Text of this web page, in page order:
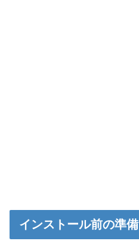
インストール前の準備